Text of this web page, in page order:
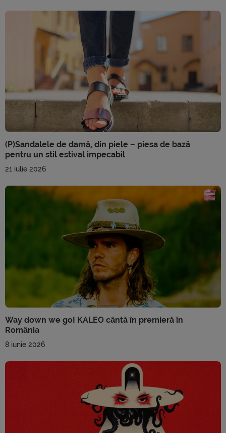
(P)Sandalele de damă, din piele – piesa de bază
pentru un stil estival impecabil
21 iulie 2026
Way down we go! KALEO cântă în premieră în
România
8 iunie 2026